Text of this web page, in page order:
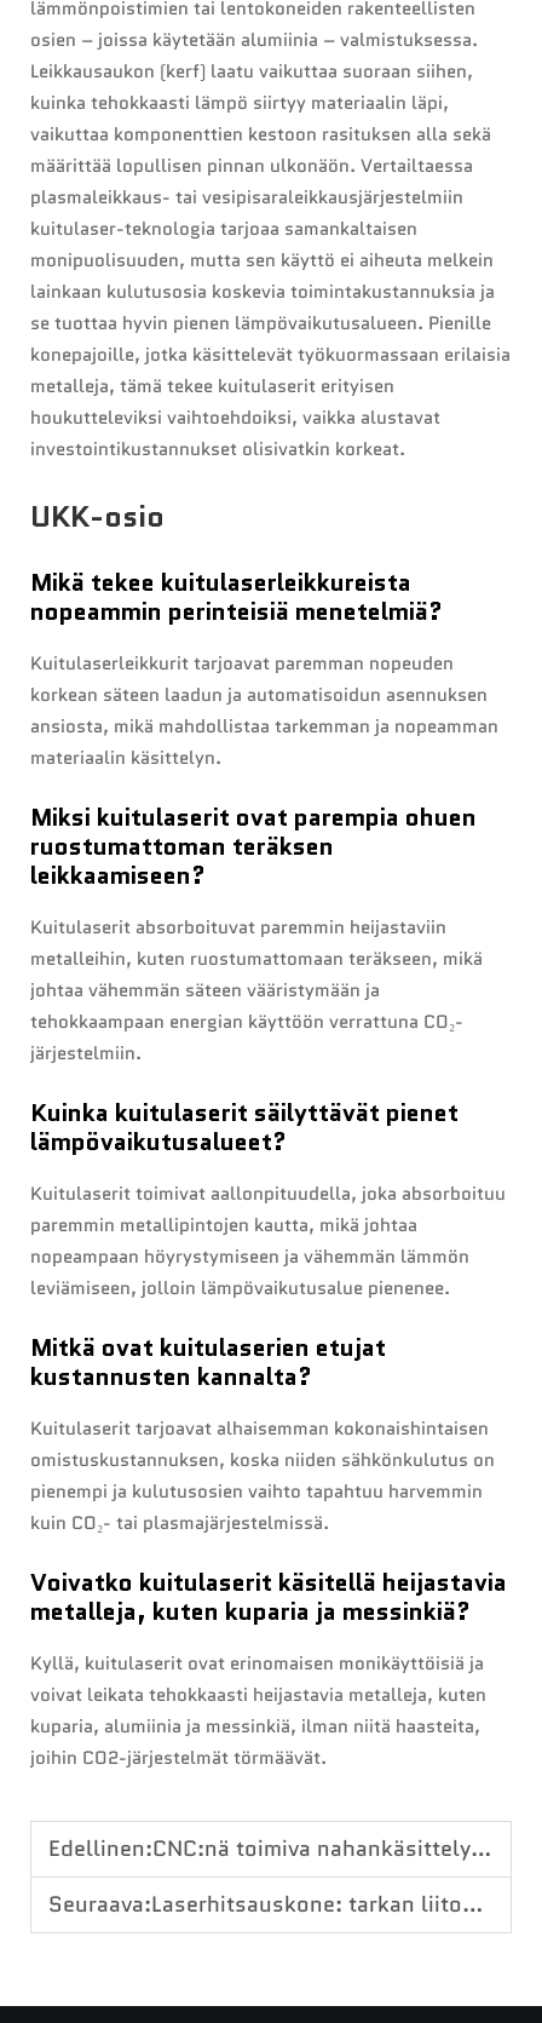
lämmönpoistimien tai lentokoneiden rakenteellisten
osien – joissa käytetään alumiinia – valmistuksessa.
Leikkausaukon (kerf) laatu vaikuttaa suoraan siihen,
kuinka tehokkaasti lämpö siirtyy materiaalin läpi,
vaikuttaa komponenttien kestoon rasituksen alla sekä
määrittää lopullisen pinnan ulkonäön. Vertailtaessa
plasmaleikkaus- tai vesipisaraleikkausjärjestelmiin
kuitulaser-teknologia tarjoaa samankaltaisen
monipuolisuuden, mutta sen käyttö ei aiheuta melkein
lainkaan kulutusosia koskevia toimintakustannuksia ja
se tuottaa hyvin pienen lämpövaikutusalueen. Pienille
konepajoille, jotka käsittelevät työkuormassaan erilaisia
metalleja, tämä tekee kuitulaserit erityisen
houkutteleviksi vaihtoehdoiksi, vaikka alustavat
investointikustannukset olisivatkin korkeat.
UKK-osio
Mikä tekee kuitulaserleikkureista
nopeammin perinteisiä menetelmiä?
Kuitulaserleikkurit tarjoavat paremman nopeuden
korkean säteen laadun ja automatisoidun asennuksen
ansiosta, mikä mahdollistaa tarkemman ja nopeamman
materiaalin käsittelyn.
Miksi kuitulaserit ovat parempia ohuen
ruostumattoman teräksen
leikkaamiseen?
Kuitulaserit absorboituvat paremmin heijastaviin
metalleihin, kuten ruostumattomaan teräkseen, mikä
johtaa vähemmän säteen vääristymään ja
tehokkaampaan energian käyttöön verrattuna CO₂-
järjestelmiin.
Kuinka kuitulaserit säilyttävät pienet
lämpövaikutusalueet?
Kuitulaserit toimivat aallonpituudella, joka absorboituu
paremmin metallipintojen kautta, mikä johtaa
nopeampaan höyrystymiseen ja vähemmän lämmön
leviämiseen, jolloin lämpövaikutusalue pienenee.
Mitkä ovat kuitulaserien etujat
kustannusten kannalta?
Kuitulaserit tarjoavat alhaisemman kokonaishintaisen
omistuskustannuksen, koska niiden sähkönkulutus on
pienempi ja kulutusosien vaihto tapahtuu harvemmin
kuin CO₂- tai plasmajärjestelmissä.
Voivatko kuitulaserit käsitellä heijastavia
metalleja, kuten kuparia ja messinkiä?
Kyllä, kuitulaserit ovat erinomaisen monikäyttöisiä ja
voivat leikata tehokkaasti heijastavia metalleja, kuten
kuparia, alumiinia ja messinkiä, ilman niitä haasteita,
joihin CO2-järjestelmät törmäävät.
Edellinen:CNC:nä toimiva nahankäsittelykone: Nahkatekniikan täydellisyys
Seuraava:Laserhitsauskone: tarkan liitoksen voima